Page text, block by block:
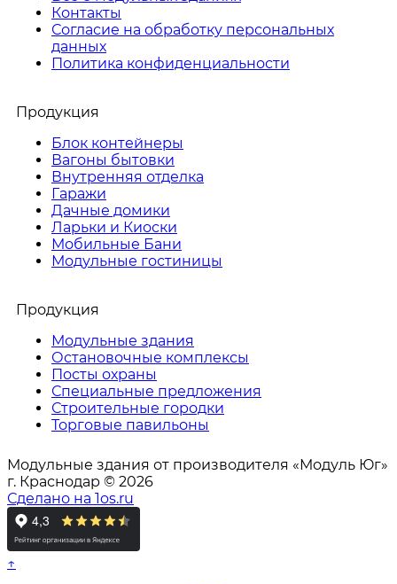
Контакты
Согласие на обработку персональных
данных
Политика конфиденциальности
Продукция
Блок контейнеры
Вагоны бытовки
Внутренняя отделка
Гаражи
Дачные домики
Ларьки и Киоски
Мобильные Бани
Модульные гостиницы
Продукция
Модульные здания
Остановочные комплексы
Посты охраны
Специальные предложения
Строительные городки
Торговые павильоны
Модульные здания от производителя «Модуль Юг»
г. Краснодар © 2026
Сделано на 1os.ru
↑